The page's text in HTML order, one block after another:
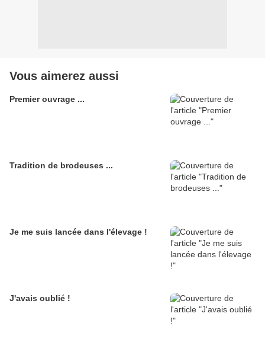
Vous aimerez aussi
Premier ouvrage ...
Tradition de brodeuses ...
Je me suis lancée dans l'élevage !
J'avais oublié !